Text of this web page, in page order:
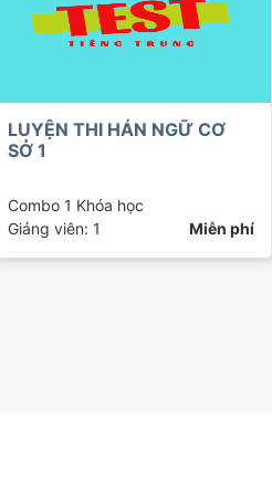
LUYỆN THI HÁN NGỮ CƠ
SỞ 1
Combo 1 Khóa học
Giảng viên: 1
Miễn phí